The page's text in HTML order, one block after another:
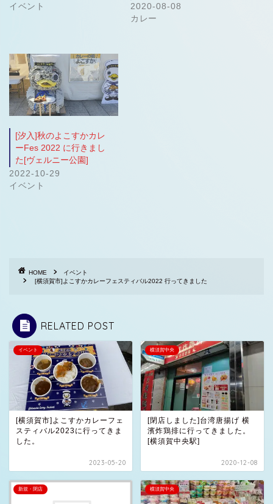
イベント
2020-08-08
カレー
[汐入]秋のよこすかカレ
ーFes 2022 に行きまし
た[ヴェルニー公園]
2022-10-29
イベント
HOME
イベント
[横須賀市]よこすかカレーフェスティバル2022 行ってきました
RELATED POST
イベント
[横須賀市]よこすかカレーフェ
スティバル2023に行ってきま
した。
2023-05-20
横須賀中央
[閉店しました]台湾唐揚げ 横
濱炸鶏排に行ってきました。
[横須賀中央駅]
2020-12-08
新規・閉店 横須賀中央